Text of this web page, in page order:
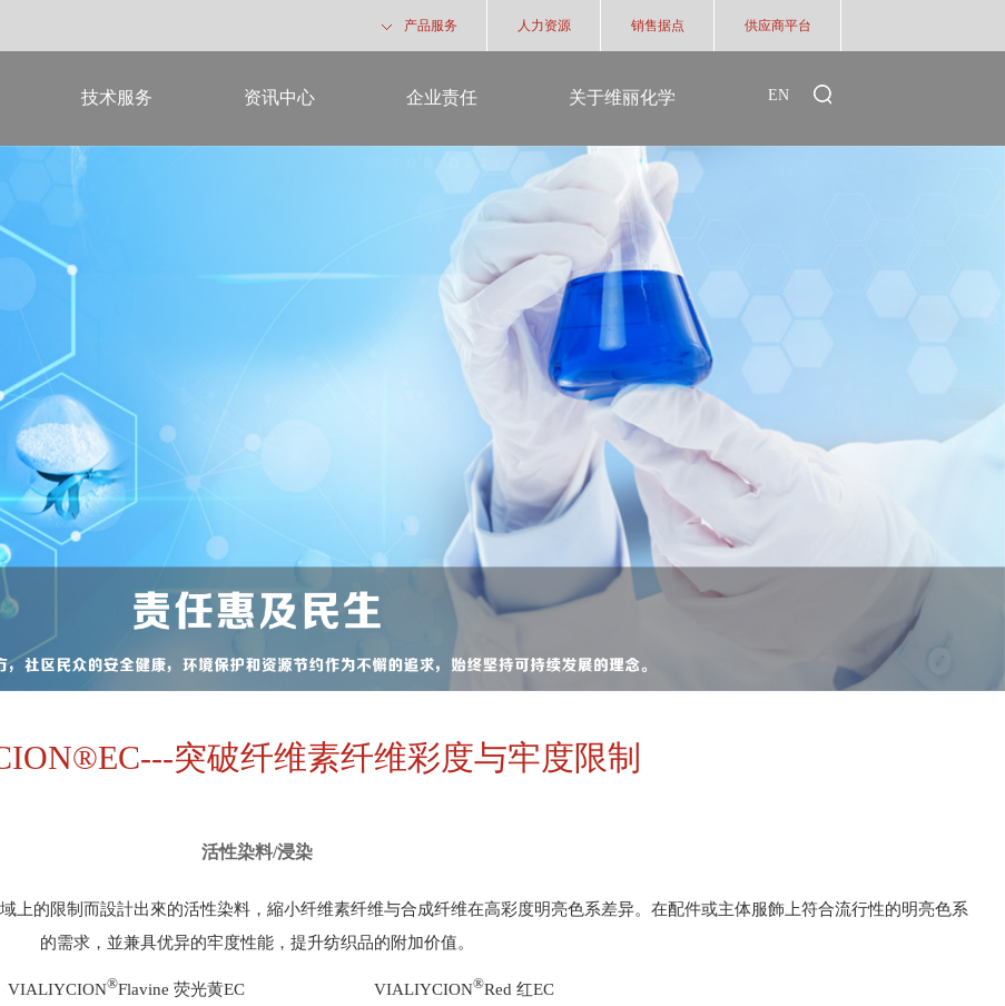
产品服务 人力资源 销售据点 供应商平台
EN
技术服务 资讯中心 企业责任 关于维丽化学
突破纤维素纤维彩度与牢度限制
活性染料/浸染
上的限制而設計出來的活性染料，縮小纤维素纤维与合成纤维在高彩度明亮色系差异。在配件或主体服飾上符合流行性的明亮色系
的需求，並兼具优异的牢度性能，提升纺织品的附加价值。
VIALIYCION®Flavine 荧光黄EC VIALIYCION®Red 红EC